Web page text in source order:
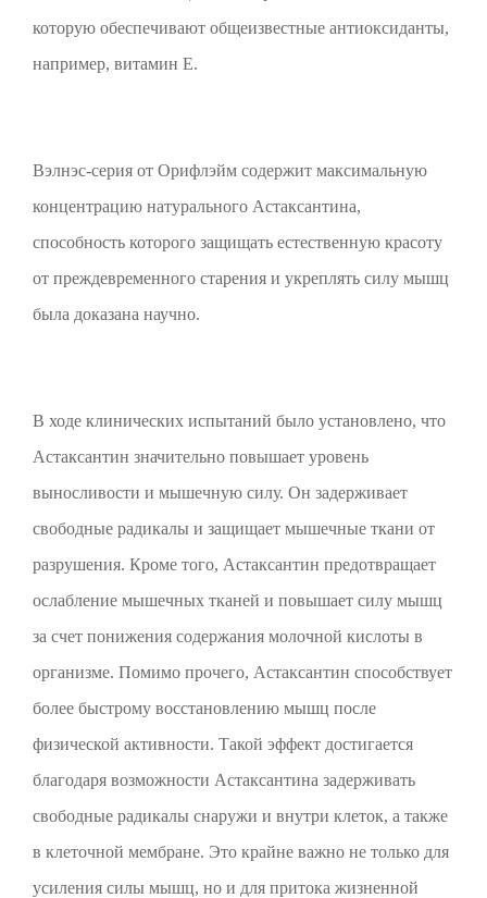
которую обеспечивают общеизвестные антиоксиданты,
например, витамин Е.
Вэлнэс-серия от Орифлэйм содержит максимальную
концентрацию натурального Астаксантина,
способность которого защищать естественную красоту
от преждевременного старения и укреплять силу мышц
была доказана научно.
В ходе клинических испытаний было установлено, что
Астаксантин значительно повышает уровень
выносливости и мышечную силу. Он задерживает
свободные радикалы и защищает мышечные ткани от
разрушения. Кроме того, Астаксантин предотвращает
ослабление мышечных тканей и повышает силу мышц
за счет понижения содержания молочной кислоты в
организме. Помимо прочего, Астаксантин способствует
более быстрому восстановлению мышц после
физической активности. Такой эффект достигается
благодаря возможности Астаксантина задерживать
свободные радикалы снаружи и внутри клеток, а также
в клеточной мембране. Это крайне важно не только для
усиления силы мышц, но и для притока жизненной